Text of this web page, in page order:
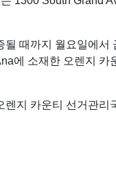
때까지 월요일에서
에 소재한 오렌지 카
지 카운티 선거관리